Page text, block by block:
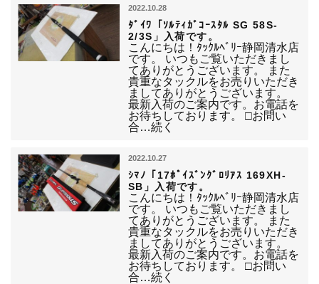
2022.10.28
ﾀﾞｲﾜ「ｿﾙﾃｨｶﾞｺｰｽﾀﾙ SG 58S-
2/3S」入荷です。
こんにちは！ﾀｯｸﾙﾍﾞﾘｰ静岡清水店
です。 いつもご覧いただきまし
てありがとうございます。 また
貴重なタックルをお売りいただき
ましてありがとうございます。
最新入荷のご案内です。お電話を
お待ちしております。 □お問い
合…続く
2022.10.27
ｼﾏﾉ「17ﾎﾟｲｽﾞﾝｸﾞﾛﾘｱｽ 169XH-
SB」入荷です。
こんにちは！ﾀｯｸﾙﾍﾞﾘｰ静岡清水店
です。 いつもご覧いただきまし
てありがとうございます。 また
貴重なタックルをお売りいただき
ましてありがとうございます。
最新入荷のご案内です。お電話を
お待ちしております。 □お問い
合…続く